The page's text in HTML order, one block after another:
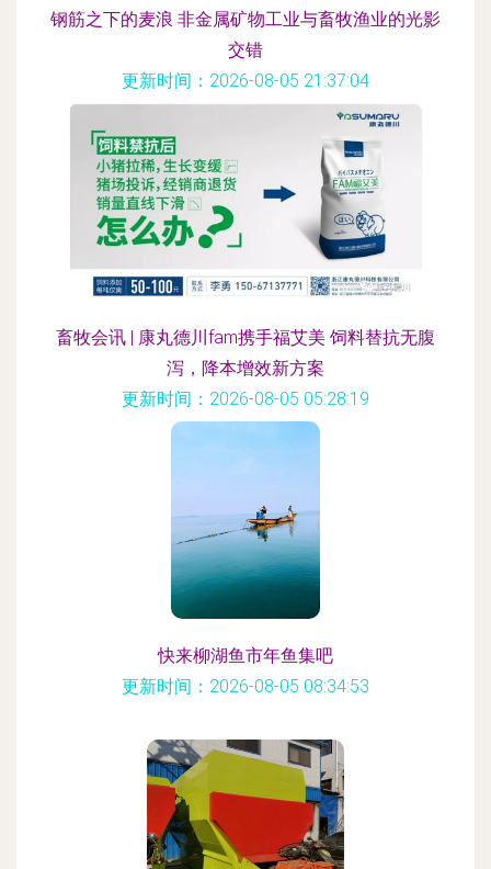
钢筋之下的麦浪 非金属矿物工业与畜牧渔业的光影
交错
更新时间：2026-08-05 21:37:04
畜牧会讯 | 康丸德川fam携手福艾美 饲料替抗无腹
泻，降本增效新方案
更新时间：2026-08-05 05:28:19
快来柳湖鱼市年鱼集吧
更新时间：2026-08-05 08:34:53